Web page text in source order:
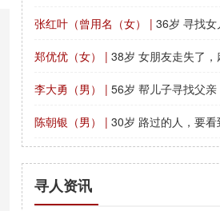
张红叶（曾用名（女） | 36岁 寻找女
郑优优（女） | 38岁 女朋友走失了，麻
李大勇（男） | 56岁 帮儿子寻找父亲
陈朝银（男） | 30岁 路过的人，要看到他，叫我找的
寻人资讯